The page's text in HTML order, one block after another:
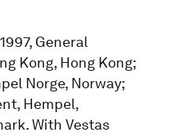
General
Kong, Hong Kong;
Norge, Norway;
Hempel,
With Vestas